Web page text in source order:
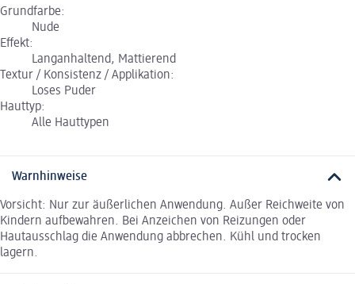
Grundfarbe:
Nude
Effekt:
Langanhaltend, Mattierend
Textur / Konsistenz / Applikation:
Loses Puder
Hauttyp:
Alle Hauttypen
Warnhinweise
Vorsicht: Nur zur äußerlichen Anwendung. Außer Reichweite von
Kindern aufbewahren. Bei Anzeichen von Reizungen oder
Hautausschlag die Anwendung abbrechen. Kühl und trocken
lagern.